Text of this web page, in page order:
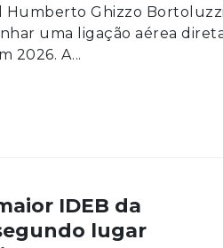
Humberto Ghizzo
uma ligação aérea
2026. A...
IDEB da
lugar